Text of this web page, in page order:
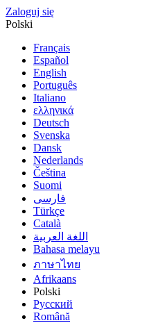
Zaloguj się
Polski
Français
Español
English
Português
Italiano
ελληνικά
Deutsch
Svenska
Dansk
Nederlands
Čeština
Suomi
فارسى
Türkçe
Català
اللغة العربية
Bahasa melayu
ภาษาไทย
Afrikaans
Polski
Русский
Română